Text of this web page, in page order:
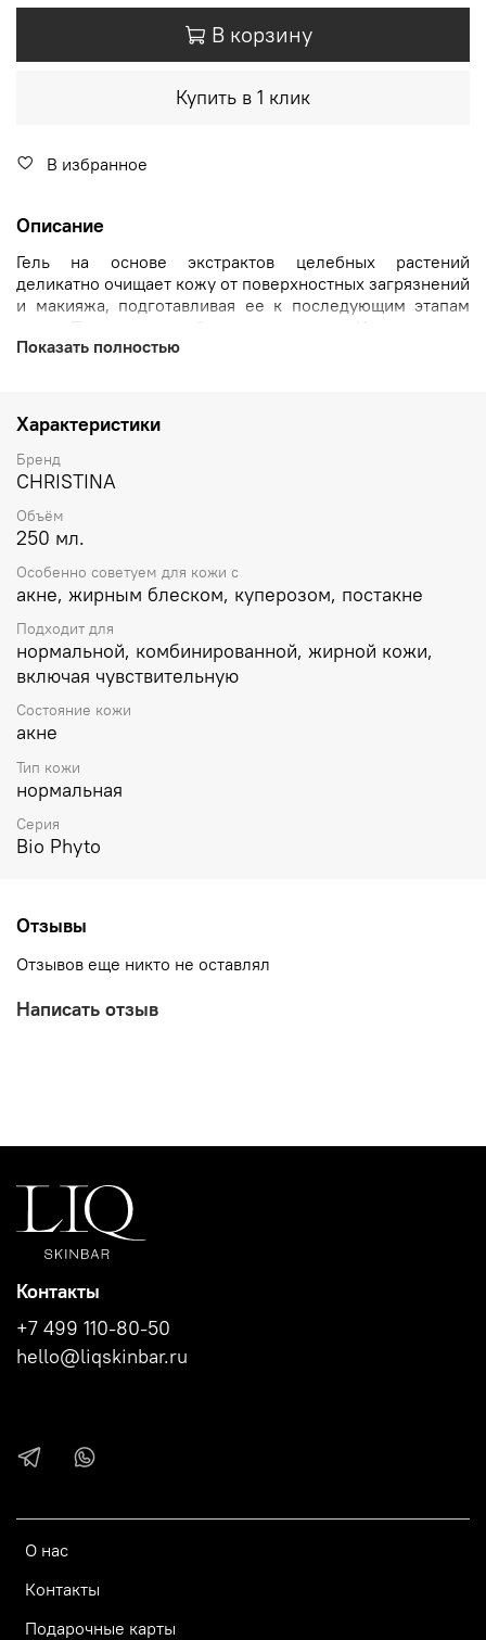
В корзину
Купить в 1 клик
В избранное
Описание
Гель на основе экстрактов целебных растений
деликатно очищает кожу от поверхностных загрязнений
и макияжа, подготавливая ее к последующим этапам
ухода. Подходит для области вокруг глаз. Имеет мягкую
консистенцию и приятный аромат. Экономичен в
любого типа кожи, при любой проблеме и в любом
возрасте.
Показать полностью
Характеристики
Бренд
CHRISTINA
Объём
250 мл.
Особенно советуем для кожи с
акне, жирным блеском, куперозом, постакне
Подходит для
нормальной, комбинированной, жирной кожи,
включая чувствительную
Состояние кожи
акне
Тип кожи
нормальная
Серия
Bio Phyto
Отзывы
Отзывов еще никто не оставлял
Написать отзыв
О нас
Контакты
Подарочные карты
Контакты
+7 499 110-80-50
hello@liqskinbar.ru